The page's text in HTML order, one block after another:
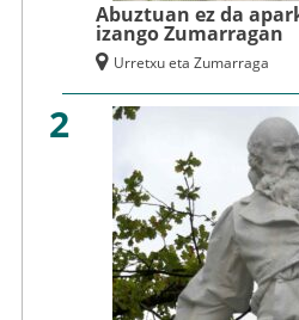
Abuztuan ez da
izango Zumarragan
Urretxu eta Zumarraga
2